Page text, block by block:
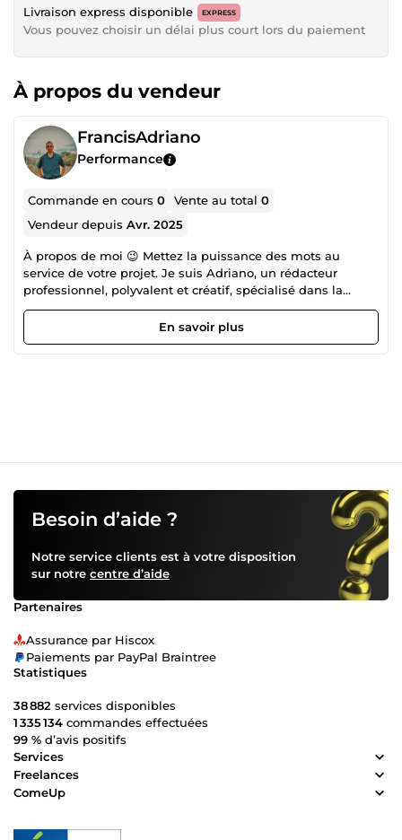
Livraison express disponible EXPRESS
Vous pouvez choisir un délai plus court lors du paiement
À propos du vendeur
FrancisAdriano
Performance
Commande en cours0 Vente au total0
Vendeur depuisAvr. 2025
À propos de moi 😉 Mettez la puissance des mots au
service de votre projet. Je suis Adriano, un rédacteur
professionnel, polyvalent et créatif, spécialisé dans la
rédaction d’articles de blog, d’ebooks et de contenus
optimisés pour le SEO. Mon objectif est de transformer vos
idées en textes captivants qui renforcent votre présence en
adaptés à vos besoins, optimisés pour le SEO, avec un
contenu structuré et engageant. Qu'il s'agisse de courtes
publications ou d'analyses approfondies, je m’assure que
chaque texte reflète votre vision et vos valeurs. 2. Création
d’ebooks professionnels 📚 Vous avez une idée ? Je vous
aide à la développer en un ebook captivant, prêt à
informer, inspirer ou promouvoir votre message. De la
recherche à la rédaction, je prends en charge tout le
Contenus optimisés pour le SEO 👌 Grâce à ma maîtrise
des techniques SEO, je rédige des textes qui améliorent
votre classement dans les moteurs de recherche, tout en
restant naturels et faciles à lire. 4. Créativité et storytelling
🧠 Je crée des contenus qui racontent une histoire,
captivent votre audience et reflètent l’identité unique de
votre marque. 5. Rédaction technique 😉 Je suis à l’aise
avec des sujets complexes nécessitant une recherche
me choisir ? 👉 Polyvalence et créativité : Je m'adapte à
techniques ou créatifs. 👉 Engagement envers la qualité :
En savoir plus
Besoin d’aide ?
Notre service clients est à votre disposition
sur notre centre d’aide
Partenaires
Assurance par Hiscox
Paiements par PayPal Braintree
Statistiques
38 882 services disponibles
1 335 134 commandes effectuées
99 % d’avis positifs
Services
Freelances
ComeUp